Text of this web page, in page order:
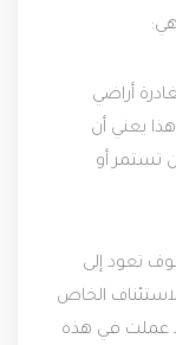
أراضي
يعني أن
تستمر أو
تعود إلى
الخاص
عملت في هذه